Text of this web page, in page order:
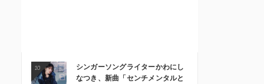
10
シンガーソングライターかわにし
なつき、新曲「センチメンタルと